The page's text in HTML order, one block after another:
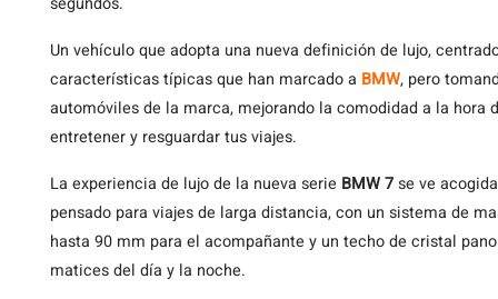
Un vehículo que adopta una nueva definición de lujo,
características típicas que han marcado a BMW, pero
automóviles de la marca, mejorando la comodidad a la hora
entretener y resguardar tus viajes.
La experiencia de lujo de la nueva serie BMW 7se ve
pensado para viajes de larga distancia, con un sistema de
hasta 90 mm para el acompañante y un techo de cristal
matices del día y la noche.